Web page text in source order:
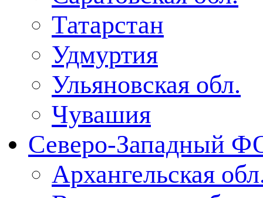
Татарстан
Удмуртия
Ульяновская обл.
Чувашия
Северо-Западный
Архангельская